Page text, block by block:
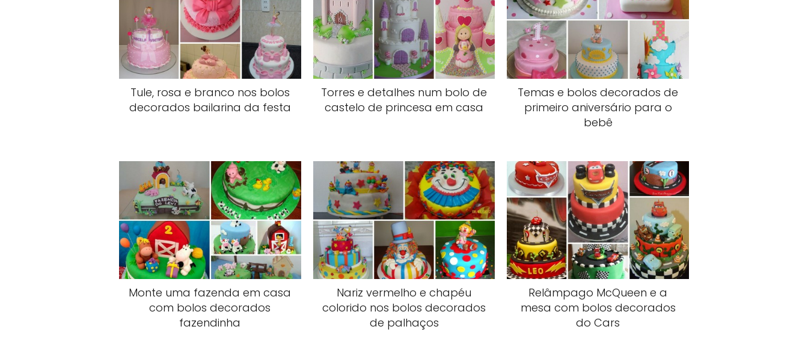
Tule, rosa e branco nos bolos
decorados bailarina da festa
Torres e detalhes num bolo de
castelo de princesa em casa
Temas e bolos decorados de
primeiro aniversário para o
bebê
Monte uma fazenda em casa
com bolos decorados
fazendinha
Nariz vermelho e chapéu
colorido nos bolos decorados
de palhaços
Relâmpago McQueen e a
mesa com bolos decorados
do Cars